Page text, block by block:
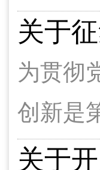
关于
为贯彻
创新是
关于